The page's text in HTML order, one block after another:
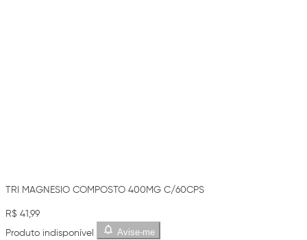
TRI MAGNESIO COMPOSTO 400MG C/60CPS
R$ 41,99
Produto indisponível
Avise-me